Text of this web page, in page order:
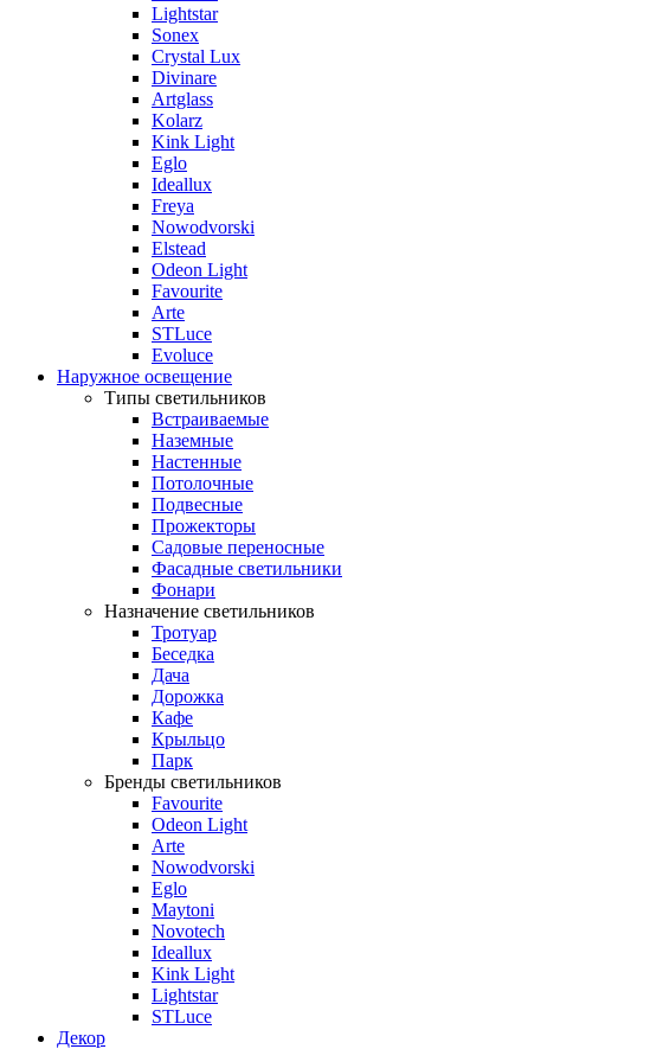
Lightstar
Sonex
Crystal Lux
Divinare
Artglass
Kolarz
Kink Light
Eglo
Ideallux
Freya
Nowodvorski
Elstead
Odeon Light
Favourite
Arte
STLuce
Evoluce
Наружное освещение
Типы светильников
Встраиваемые
Наземные
Настенные
Потолочные
Подвесные
Прожекторы
Садовые переносные
Фасадные светильники
Фонари
Назначение светильников
Тротуар
Беседка
Дача
Дорожка
Кафе
Крыльцо
Парк
Бренды светильников
Favourite
Odeon Light
Arte
Nowodvorski
Eglo
Maytoni
Novotech
Ideallux
Kink Light
Lightstar
STLuce
Декор